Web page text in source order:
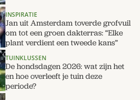
INSPIRATIE
Jan uit Amsterdam toverde grofvuil
om tot een groen dakterras: “Elke
plant verdient een tweede kans”
TUINKLUSSEN
De hondsdagen 2026: wat zijn het
en hoe overleeft je tuin deze
periode?